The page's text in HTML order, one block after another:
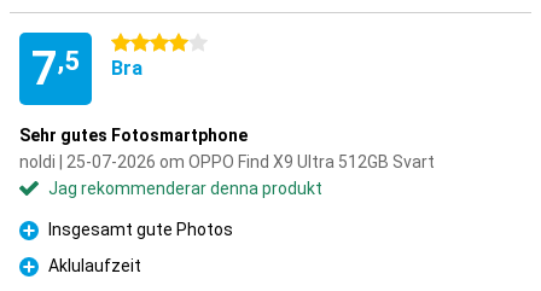
7,5
4 stjärnor
Bra
Sehr gutes Fotosmartphone
noldi | 25-07-2026 om OPPO Find X9 Ultra 512GB Svart
Jag rekommenderar denna produkt
Fördelar
Insgesamt gute Photos
Fördelar
Aklulaufzeit